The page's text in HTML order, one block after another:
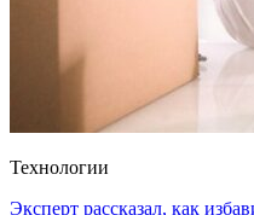
Технологии
Эксперт рассказал, как